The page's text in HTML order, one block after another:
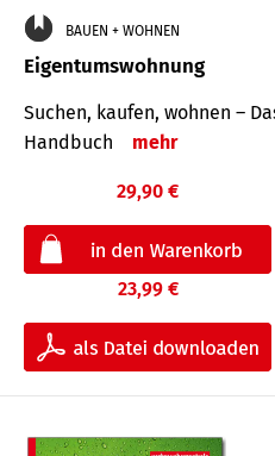
BAUEN + WOHNEN
Eigentumswohnung
Suchen, kaufen, wohnen –
Handbuch
mehr
29,90 €
23,99 €